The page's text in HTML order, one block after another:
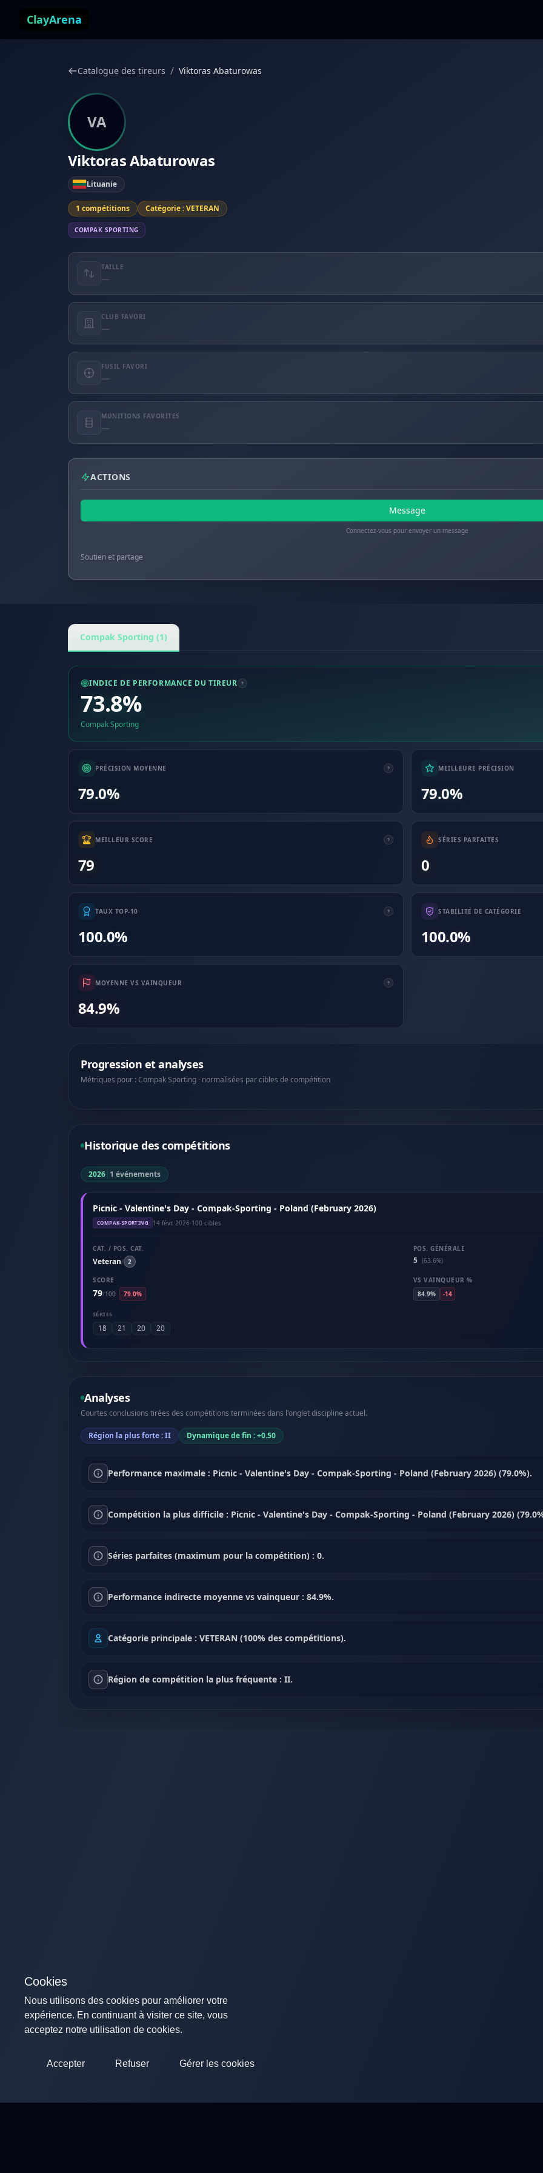
ClayArena
Catalogue des tireurs / Viktoras Abaturowas
VA
Viktoras Abaturowas
Lituanie
1 compétitions Catégorie : VETERAN
COMPAK SPORTING
TAILLE
—
CLUB FAVORI
—
FUSIL FAVORI
—
MUNITIONS FAVORITES
—
ACTIONS
Message
Connectez-vous pour envoyer un message
Soutien et partage
Compak Sporting (1)
INDICE DE PERFORMANCE DU TIREUR
73.8%
Compak Sporting
PRÉCISION MOYENNE
79.0%
MEILLEURE PRÉCISION
79.0%
MEILLEUR SCORE
79
SÉRIES PARFAITES
0
TAUX TOP-10
100.0%
STABILITÉ DE CATÉGORIE
100.0%
MOYENNE VS VAINQUEUR
84.9%
Progression et analyses
Métriques pour : Compak Sporting · normalisées par cibles de compétition
Historique des compétitions
2026| 1 événements
Picnic - Valentine's Day - Compak-Sporting - Poland (February 2026)
COMPAK-SPORTING 14 févr. 2026·100 cibles
CAT. / POS. CAT.
Veteran/ 2
POS. GÉNÉRALE
5 (63.6%)
SCORE
79/100 79.0%
VS VAINQUEUR %
84.9%
-14
SÉRIES
18 21 20 20
Analyses
Courtes conclusions tirées des compétitions terminées dans l'onglet discipline actuel.
Région la plus forte : II Dynamique de fin : +0.50
Performance maximale : Picnic - Valentine's Day - Compak-Sporting - Poland (February 2026) (79.0%).
Compétition la plus difficile : Picnic - Valentine's Day - Compak-Sporting - Poland (February 2026)
Séries parfaites (maximum pour la compétition) : 0.
Performance indirecte moyenne vs vainqueur : 84.9%.
Catégorie principale : VETERAN (100% des compétitions).
Région de compétition la plus fréquente : II.
Cookies
Nous utilisons des cookies pour améliorer votre
expérience. En continuant à visiter ce site, vous
acceptez notre utilisation de cookies.
Accepter Refuser Gérer les cookies